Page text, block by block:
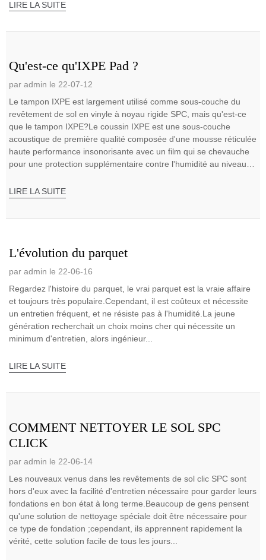
LIRE LA SUITE
Qu'est-ce qu'IXPE Pad ?
par admin le 22-07-12
Le tampon IXPE est largement utilisé comme sous-couche du
revêtement de sol en vinyle à noyau rigide SPC, mais qu'est-ce
que le tampon IXPE?Le coussin IXPE est une sous-couche
acoustique de première qualité composée d'une mousse réticulée
haute performance insonorisante avec un film qui se chevauche
pour une protection supplémentaire contre l'humidité au niveau
LIRE LA SUITE
L'évolution du parquet
par admin le 22-06-16
Regardez l'histoire du parquet, le vrai parquet est la vraie affaire
et toujours très populaire.Cependant, il est coûteux et nécessite
un entretien fréquent, et ne résiste pas à l'humidité.La jeune
génération recherchait un choix moins cher qui nécessite un
minimum d'entretien, alors ingénieur...
LIRE LA SUITE
COMMENT NETTOYER LE SOL SPC
CLICK
par admin le 22-06-14
Les nouveaux venus dans les revêtements de sol clic SPC sont
hors d'eux avec la facilité d'entretien nécessaire pour garder leurs
fondations en bon état à long terme.Beaucoup de gens pensent
qu'une solution de nettoyage spéciale doit être nécessaire pour
ce type de fondation ;cependant, ils apprennent rapidement la
vérité, cette solution facile de tous les jours...